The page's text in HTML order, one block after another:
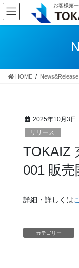
コ
ン
テ
ス
ナ
ビ
ゲ
ン
お客様第
HOME News&Release
2025年10月3日
リリース
TOKAIZ
001 販売
詳細・詳しくは
カテゴリー